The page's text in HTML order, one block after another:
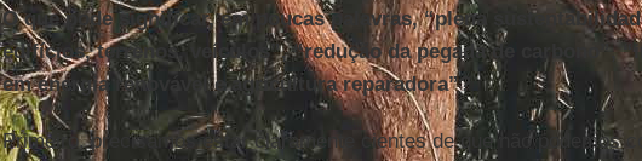
O que pode significar, em poucas palavras, “plena
edifícios, terrenos, veículos”, “redução da pegada de carbono”,
em energia renovável e agricultura reparadora”?
Primeiro, precisamos estar claramente cientes de que não podemos